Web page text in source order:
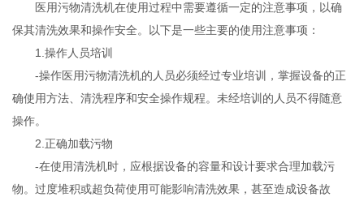
医用污物清洗机在使用过程中需要遵循一定的注意事项，以确
保其清洗效果和操作安全。以下是一些主要的使用注意事项：
1.操作人员培训
-操作医用污物清洗机的人员必须经过专业培训，掌握设备的正
确使用方法、清洗程序和安全操作规程。未经培训的人员不得随意
操作。
2.正确加载污物
-在使用清洗机时，应根据设备的容量和设计要求合理加载污
物。过度堆积或超负荷使用可能影响清洗效果，甚至造成设备故